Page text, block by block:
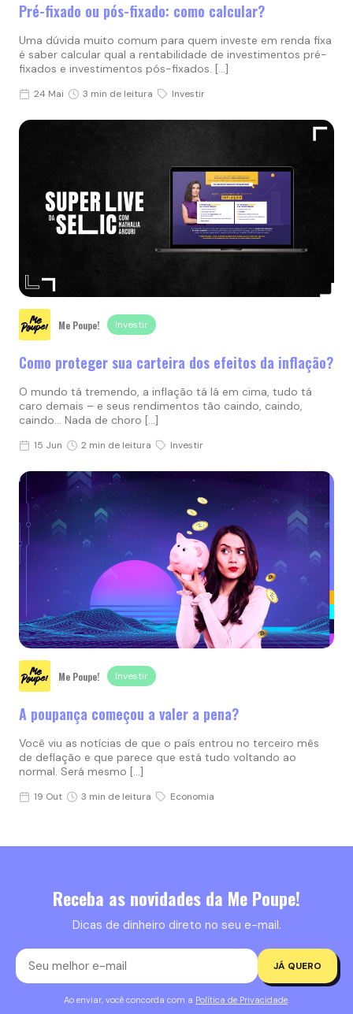
Pré-fixado ou pós-fixado: como calcular?
Uma dúvida muito comum para quem investe em renda fixa
é saber calcular qual a rentabilidade de investimentos pré-
fixados e investimentos pós-fixados. […]
24 Mai 3 min de leitura Investir
Me Poupe! Investir
Como proteger sua carteira dos efeitos da inflação?
O mundo tá tremendo, a inflação tá lá em cima, tudo tá
caro demais – e seus rendimentos tão caindo, caindo,
caindo… Nada de choro […]
15 Jun 2 min de leitura Investir
Me Poupe! Investir
A poupança começou a valer a pena?
Você viu as notícias de que o país entrou no terceiro mês
de deflação e que parece que está tudo voltando ao
normal. Será mesmo […]
19 Out 3 min de leitura Economia
Receba as novidades da Me Poupe!
Dicas de dinheiro direto no seu e-mail.
JÁ QUERO
Ao enviar, você concorda com a Política de Privacidade.